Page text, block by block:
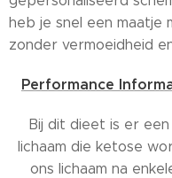
heb je snel een maatje
zonder vermoeidheid
Performance
Bij dit dieet is er
lichaam die ketose
ons lichaam na